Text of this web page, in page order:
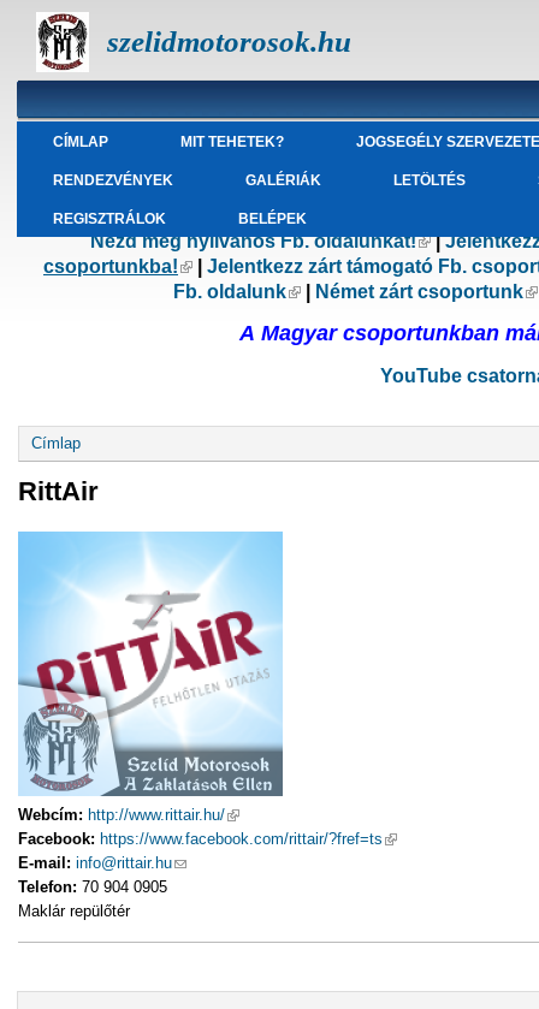
szelidmotorosok.hu
CÍMLAP MIT TEHETEK? JOGSEGÉLY
RENDEZVÉNYEK GALÉRIÁK LETÖLTÉS
REGISZTRÁLOK BELÉPEK
Nézd meg nyilvános Fb. oldalunkat!(külső
|
csoportunkba!(külső hivatkozás)
Jelentkezz zárt támogató Fb.
Fb. oldalunk(külső hivatkozás)
Német zárt csoportunk
A Magyar csoportunkban
YouTube
Jelenlegi hely
Címlap
RittAir
Webcím: http://www.rittair.hu/(külső hivatkozás)
Facebook: https://www.facebook.com/rittair/?fref=ts (külső hivatkozás)
E-mail: info@rittair.hu(link sends e-mail)
Telefon: 70 904 0905
Maklár repülőtér